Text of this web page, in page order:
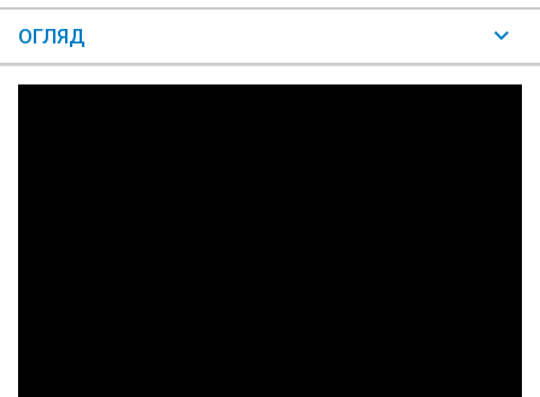
ОГЛЯД